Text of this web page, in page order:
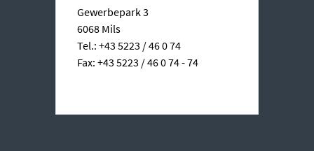
Gewerbepark 3
6068 Mils
Tel.: +43 5223 / 46 0 74
Fax: +43 5223 / 46 0 74 - 74